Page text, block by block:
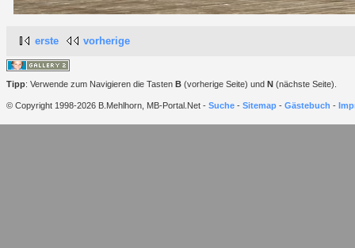
erste vorherige
Tipp: Verwende zum Navigieren die Tasten B (vorherige Seite) und N (nächste Seite).
© Copyright 1998-2026 B.Mehlhorn, MB-Portal.Net - Suche - Sitemap - Gästebuch -